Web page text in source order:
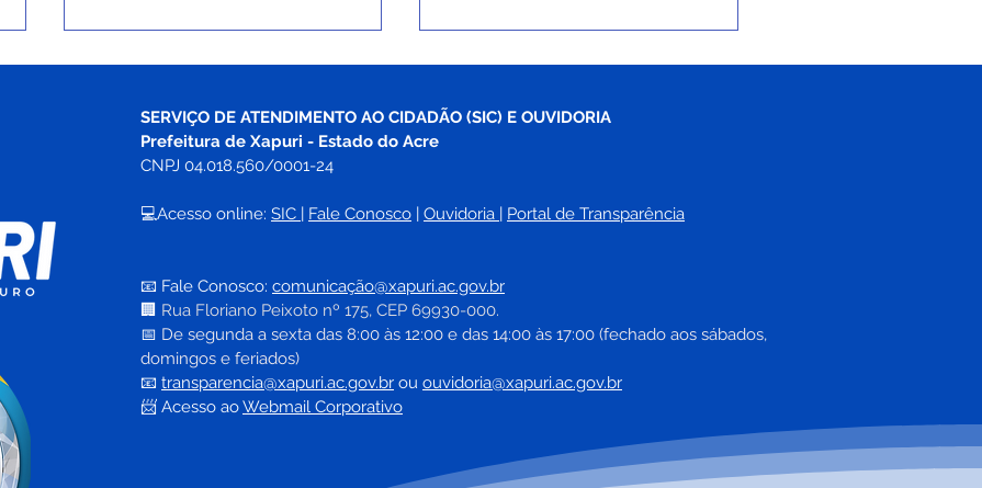
novos veículos para
fortalecer o SUS local
mobilização contra abuso e
exploração sexual de
crianças e adolescentes
SERVIÇO DE ATENDIMENTO AO CIDADÃO (SIC) E OUVIDORIA
Prefeitura de Xapuri - Estado do Acre
CNPJ 04.018.560/0001-24
💻Acesso online: SIC | Fale Conosco | Ouvidoria | Portal de Transparência
📧 Fale Conosco: comunicação@xapuri.ac.gov.br
🏢 Rua Floriano Peixoto nº 175, CEP 69930-000.
📅 De segunda a sexta das 8:00 às 12:00 e das 14:00 às 17:00 (fechado aos sábados,
domingos e feriados)
📧 transparencia@xapuri.ac.gov.br ou ouvidoria@xapuri.ac.gov.br
📨 Acesso ao Webmail Corporativo